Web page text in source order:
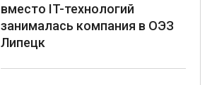
вместо IT-технологий
занималась компания в ОЭЗ
Липецк